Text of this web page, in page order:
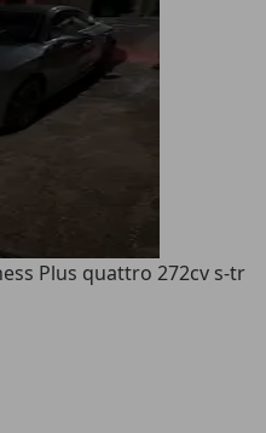
Plus quattro 272cv s-tr